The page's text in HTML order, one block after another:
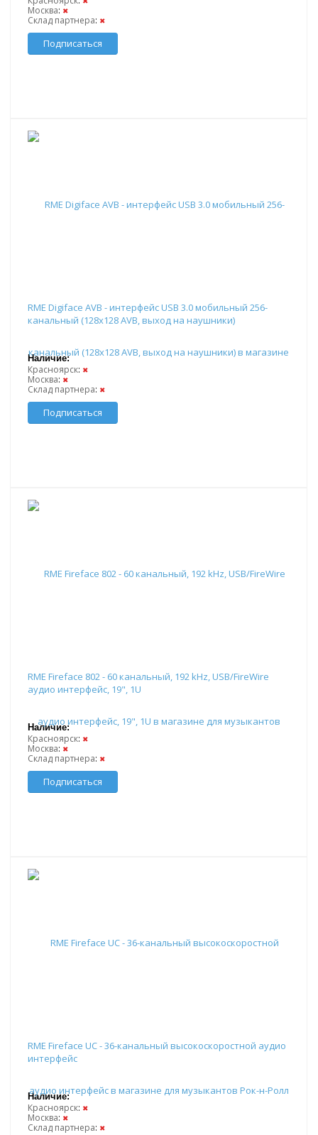
Москва: ✖
Склад партнера: ✖
Подписаться
RME Digiface AVB - интерфейс USB 3.0 мобильный 256-
канальный (128x128 AVB, выход на наушники)
Наличие:
Красноярск: ✖
Москва: ✖
Склад партнера: ✖
Подписаться
RME Fireface 802 - 60 канальный, 192 kHz, USB/FireWire
аудио интерфейс, 19", 1U
Наличие:
Красноярск: ✖
Москва: ✖
Склад партнера: ✖
Подписаться
RME Fireface UC - 36-канальный высокоскоростной аудио
интерфейс
Наличие:
Красноярск: ✖
Москва: ✖
Склад партнера: ✖